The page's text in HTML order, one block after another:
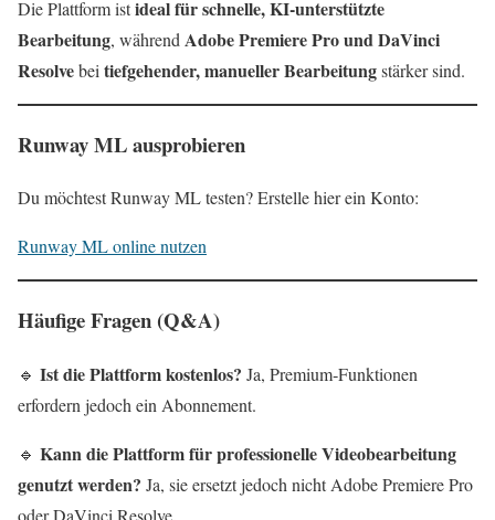
Die Plattform istideal für schnelle, KI‑unterstützte
Bearbeitung, während Adobe Premiere Pro und DaVinci
Resolvebei tiefgehender, manueller Bearbeitungstärker sind.
Runway ML ausprobieren
Du möchtest Runway ML testen? Erstelle hier ein Konto:
Runway ML online nutzen
Häufige Fragen (Q&A)
🔹 Ist die Plattform kostenlos? Ja, Premium‑Funktionen
erfordern jedoch ein Abonnement.
🔹 Kann die Plattform für professionelle Videobearbeitung
genutzt werden? Ja, sie ersetzt jedoch nicht Adobe Premiere Pro
oder DaVinci Resolve.